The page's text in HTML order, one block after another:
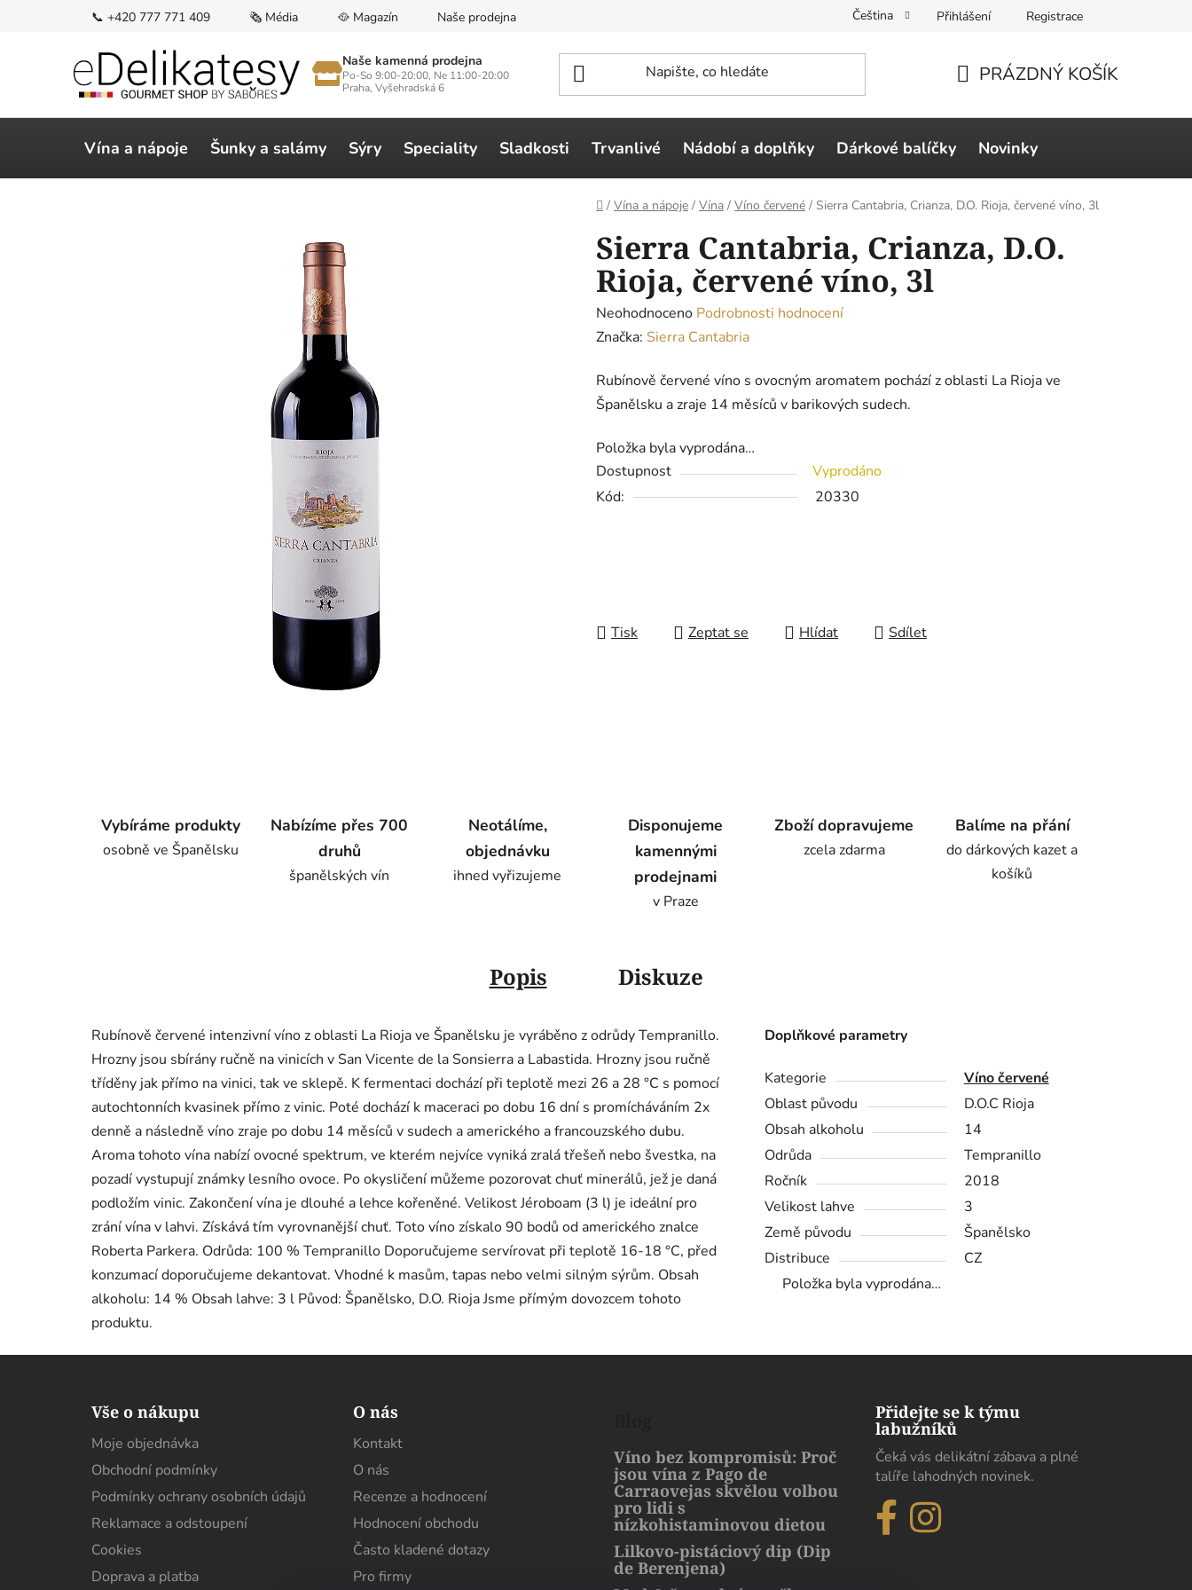
📞 +420 777 771 409 🗞️ Média 🥘 Magazín Naše prodejna Čeština Přihlášení Registrace
Naše kamenná prodejna
Po-So 9:00-20:00, Ne 11:00-20:00
Praha, Vyšehradská 6
KOŠÍK
PRÁZDNÝ KOŠÍK
Vína a nápoje Šunky a salámy Sýry Speciality Sladkosti Trvanlivé Nádobí a doplňky Dárkové balíčky Novinky
Domů
/ Vína a nápoje / Vína / Víno červené / Sierra Cantabria, Crianza, D.O. Rioja, červené víno, 3l
Sierra Cantabria, Crianza, D.O.
Rioja, červené víno, 3l
Průměrné
hodnocení
je
0,0
5
hvězdiček.
Neohodnoceno Podrobnosti hodnocení
Značka: Sierra Cantabria
Rubínově červené víno s ovocným aromatem pochází z oblasti La Rioja ve
Španělsku a zraje 14 měsíců v barikových sudech.
Položka byla vyprodána…
Dostupnost
Vyprodáno
Kód:
20330
Tisk Zeptat se Hlídat Sdílet
Vybíráme produkty
osobně ve Španělsku
Nabízíme přes 700
druhů
španělských vín
Neotálíme,
objednávku
ihned vyřizujeme
Disponujeme
kamennými
prodejnami
v Praze
Zboží dopravujeme
zcela zdarma
Balíme na přání
do dárkových kazet a
košíků
Popis Diskuze
Rubínově červené intenzivní víno z oblasti La Rioja ve Španělsku je vyráběno z odrůdy Tempranillo.
Hrozny jsou sbírány ručně na vinicích v San Vicente de la Sonsierra a Labastida. Hrozny jsou ručně
tříděny jak přímo na vinici, tak ve sklepě. K fermentaci dochází při teplotě mezi 26 a 28 °C s pomocí
autochtonních kvasinek přímo z vinic. Poté dochází k maceraci po dobu 16 dní s promícháváním 2x
denně a následně víno zraje po dobu 14 měsíců v sudech a amerického a francouzského dubu.
Aroma tohoto vína nabízí ovocné spektrum, ve kterém nejvíce vyniká zralá třešeň nebo švestka, na
pozadí vystupují známky lesního ovoce. Po okysličení můžeme pozorovat chuť minerálů, jež je daná
podložím vinic. Zakončení vína je dlouhé a lehce kořeněné. Velikost Jéroboam (3 l) je ideální pro
zrání vína v lahvi. Získává tím vyrovnanější chuť. Toto víno získalo 90 bodů od amerického znalce
Roberta Parkera. Odrůda: 100 % Tempranillo Doporučujeme servírovat při teplotě 16-18 °C, před
konzumací doporučujeme dekantovat. Vhodné k masům, tapas nebo velmi silným sýrům. Obsah
alkoholu: 14 % Obsah lahve: 3 l Původ: Španělsko, D.O. Rioja Jsme přímým dovozcem tohoto
produktu.
Doplňkové parametry
Kategorie
Víno červené
Oblast původu
D.O.C Rioja
Obsah alkoholu
14
Odrůda
Tempranillo
Ročník
2018
Velikost lahve
3
Země původu
Španělsko
Distribuce
CZ
Položka byla vyprodána…
Vše o nákupu
Moje objednávka
Obchodní podmínky
Podmínky ochrany osobních údajů
Reklamace a odstoupení
Cookies
Doprava a platba
O nás
Kontakt
O nás
Recenze a hodnocení
Hodnocení obchodu
Často kladené dotazy
Pro firmy
Víno bez kompromisů: Proč
jsou vína z Pago de
Carraovejas skvělou volbou
pro lidi s
nízkohistaminovou dietou
Lilkovo-pistáciový dip (Dip
de Berenjena)
Přidejte se k týmu
labužníků
Čeká vás delikátní zábava a plné
talíře lahodných novinek.